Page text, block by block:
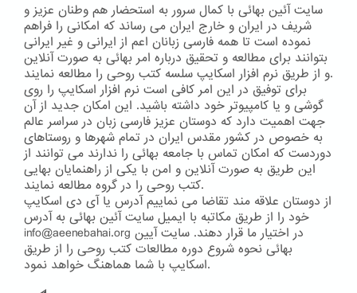
سایت آئین بهائی با کمال سرور به استحضار هم وطنان عزیز و
شریف در ایران و خارج ایران می رساند که امکانی را فراهم
نموده است تا همه فارسی زبانان اعم از ایرانی و غیر ایرانی
بتوانند برای مطالعه و تحقیق درباره امر بهائی به صورت آنلاین
و از طریق نرم افزار اسکایپ سلسه کتب روحی را مطالعه نمایند.
برای توفیق در این امر کافی است نرم افزار اسکایپ را روی
گوشی و یا کامپیوتر خود داشته باشید. این امکان جدید از آن
جهت اهمیت دارد که دوستان عزیز فارسی زبان در سراسر عالم
به خصوص در کشور مقدس ایران در تمام شهرها و روستاهای
دوردست که امکان تماس با جامعه بهائی را ندارند می توانند از
این طریق به صورت آنلاین و امن با یکی از راهنمایان بهایی
کتب روحی را در گروه مطالعه نمایند.
از دوستان علاقه مند تقاضا می نماییم آدرس یا آی دی اسکایپ
خود را از طریق مکاتبه با ایمیل سایت آئین بهائی به آدرس
info@aeenebahai.org در اختیار ما قرار دهند. سایت آیین
بهائی نحوه شروع دوره مطالعات کتب روحی را از طریق
اسکایپ با شما هماهنگ خواهد نمود.